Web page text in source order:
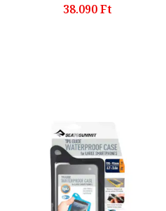
38.090 Ft